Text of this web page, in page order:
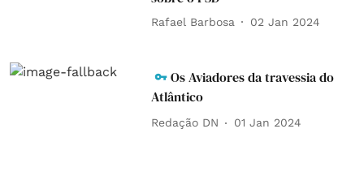
Rafael Barbosa 02 Jan 2024
Os Aviadores da travessia do
Atlântico
Redação DN 01 Jan 2024